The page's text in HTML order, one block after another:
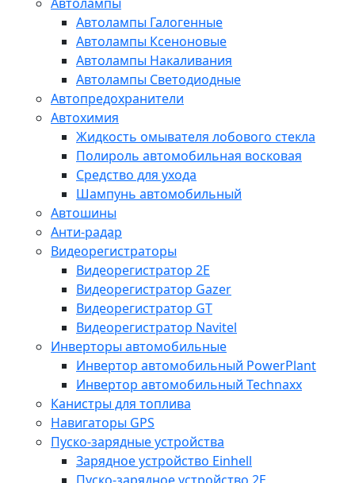
Автолампы Галогенные
Автолампы Ксеноновые
Автолампы Накаливания
Автолампы Светодиодные
Автопредохранители
Автохимия
Жидкость омывателя лобового стекла
Полироль автомобильная восковая
Средство для ухода
Шампунь автомобильный
Автошины
Анти-радар
Видеорегистраторы
Видеорегистратор 2E
Видеорегистратор Gazer
Видеорегистратор GT
Видеорегистратор Navitel
Инверторы автомобильные
Инвертор автомобильный PowerPlant
Инвертор автомобильный Technaxx
Канистры для топлива
Навигаторы GPS
Пуско-зарядные устройства
Зарядное устройство Einhell